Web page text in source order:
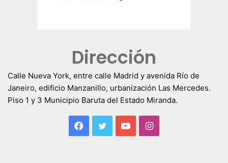
Dirección
Calle Nueva York, entre calle Madrid y avenida Río de
Janeiro, edificio Manzanillo, urbanización Las Mercedes.
Piso 1 y 3 Municipio Baruta del Estado Miranda.
Facebook
TwitterYouTubeInstagram